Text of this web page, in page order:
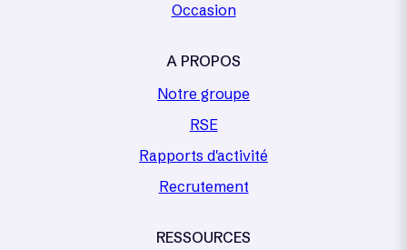
Occasion
A PROPOS
Notre groupe
RSE
Rapports d'activité
Recrutement
RESSOURCES